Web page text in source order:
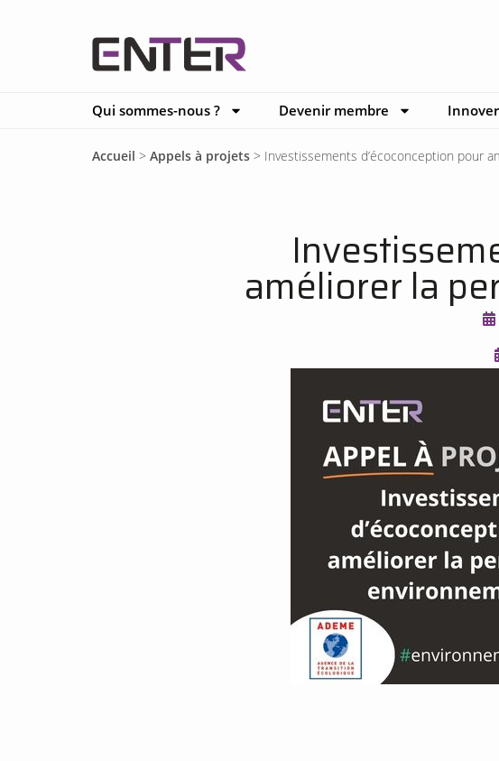
Qui sommes-nous ? Devenir membre Innover
Accueil > Appels à projets > Investissements d’écoconception pour
améliorer la